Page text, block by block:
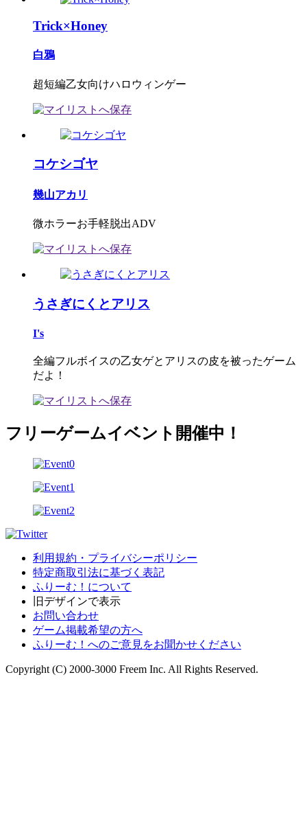
Trick×Honey
白鴉
超短編乙女向けハロウィンゲー
コケシゴヤ
幾山アカリ
微ホラーお手軽脱出ADV
うさぎにくとアリス
I's
全編フルボイスの乙女ゲとアリスの皮を被ったゲーム
だよ！
フリーゲームイベント開催中！
利用規約・プライバシーポリシー
特定商取引法に基づく表記
ふりーむ！について
旧デザインで表示
お問い合わせ
ゲーム掲載希望の方へ
ふりーむ！へのご意見をお聞かせください
Copyright (C) 2000-3000 Freem Inc. All Rights Reserved.